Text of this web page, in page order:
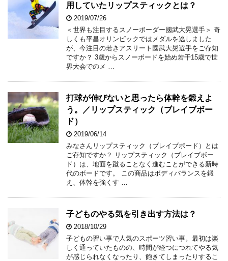
用していたリップスティックとは？
2019/07/26
＜世界も注目するスノーボーダー國武大晃選手＞ 奇
しくも平昌オリンピックではメダルを逃しました
が、今注目の若きアスリート國武大晃選手をご存知
ですか？ 3歳からスノーボードを始め若干15歳で世
界大会でのメ …
打球が伸びないと思ったら体幹を鍛えよ
う。／リップスティック（ブレイブボー
ド）
2019/06/14
みなさんリップスティック（ブレイブボード）とは
ご存知ですか？ リップスティック（ブレイブボー
ド）は、地面を蹴ることなく進むことができる新時
代のボードです。 この商品はボディバランスを鍛
え、体幹を強くす …
子どものやる気を引き出す方法は？
2018/10/29
子どもの習い事で人気のスポーツ習い事。最初は楽
しく通っていたものの、時間が経つにつれてやる気
が感じられなくなったり、飽きてしまったりするこ